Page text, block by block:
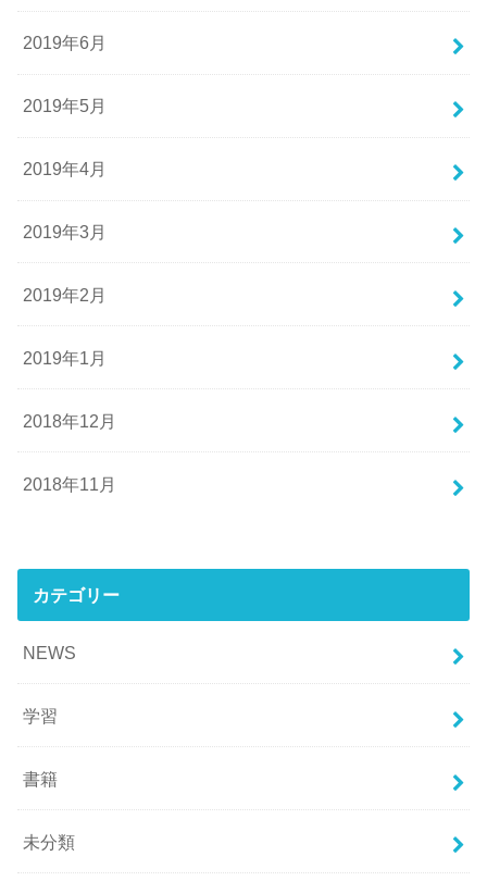
2019年6月
2019年5月
2019年4月
2019年3月
2019年2月
2019年1月
2018年12月
2018年11月
カテゴリー
NEWS
学習
書籍
未分類